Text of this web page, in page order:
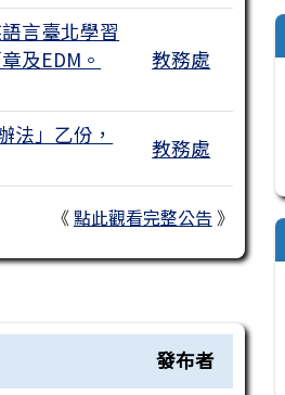
言臺北學習
及EDM。
教務處
法」乙份，
教務處
《點此觀看完整公告 》
發布者